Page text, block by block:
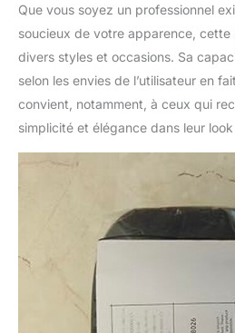
que la
vous
par
prend
7 à 9
de
% que
Que vous soyez un professionnel
soucieux de votre apparence, cette
divers styles et occasions. Sa
selon les envies de l’utilisateur en
convient, notamment, à ceux qui
simplicité et élégance dans leur